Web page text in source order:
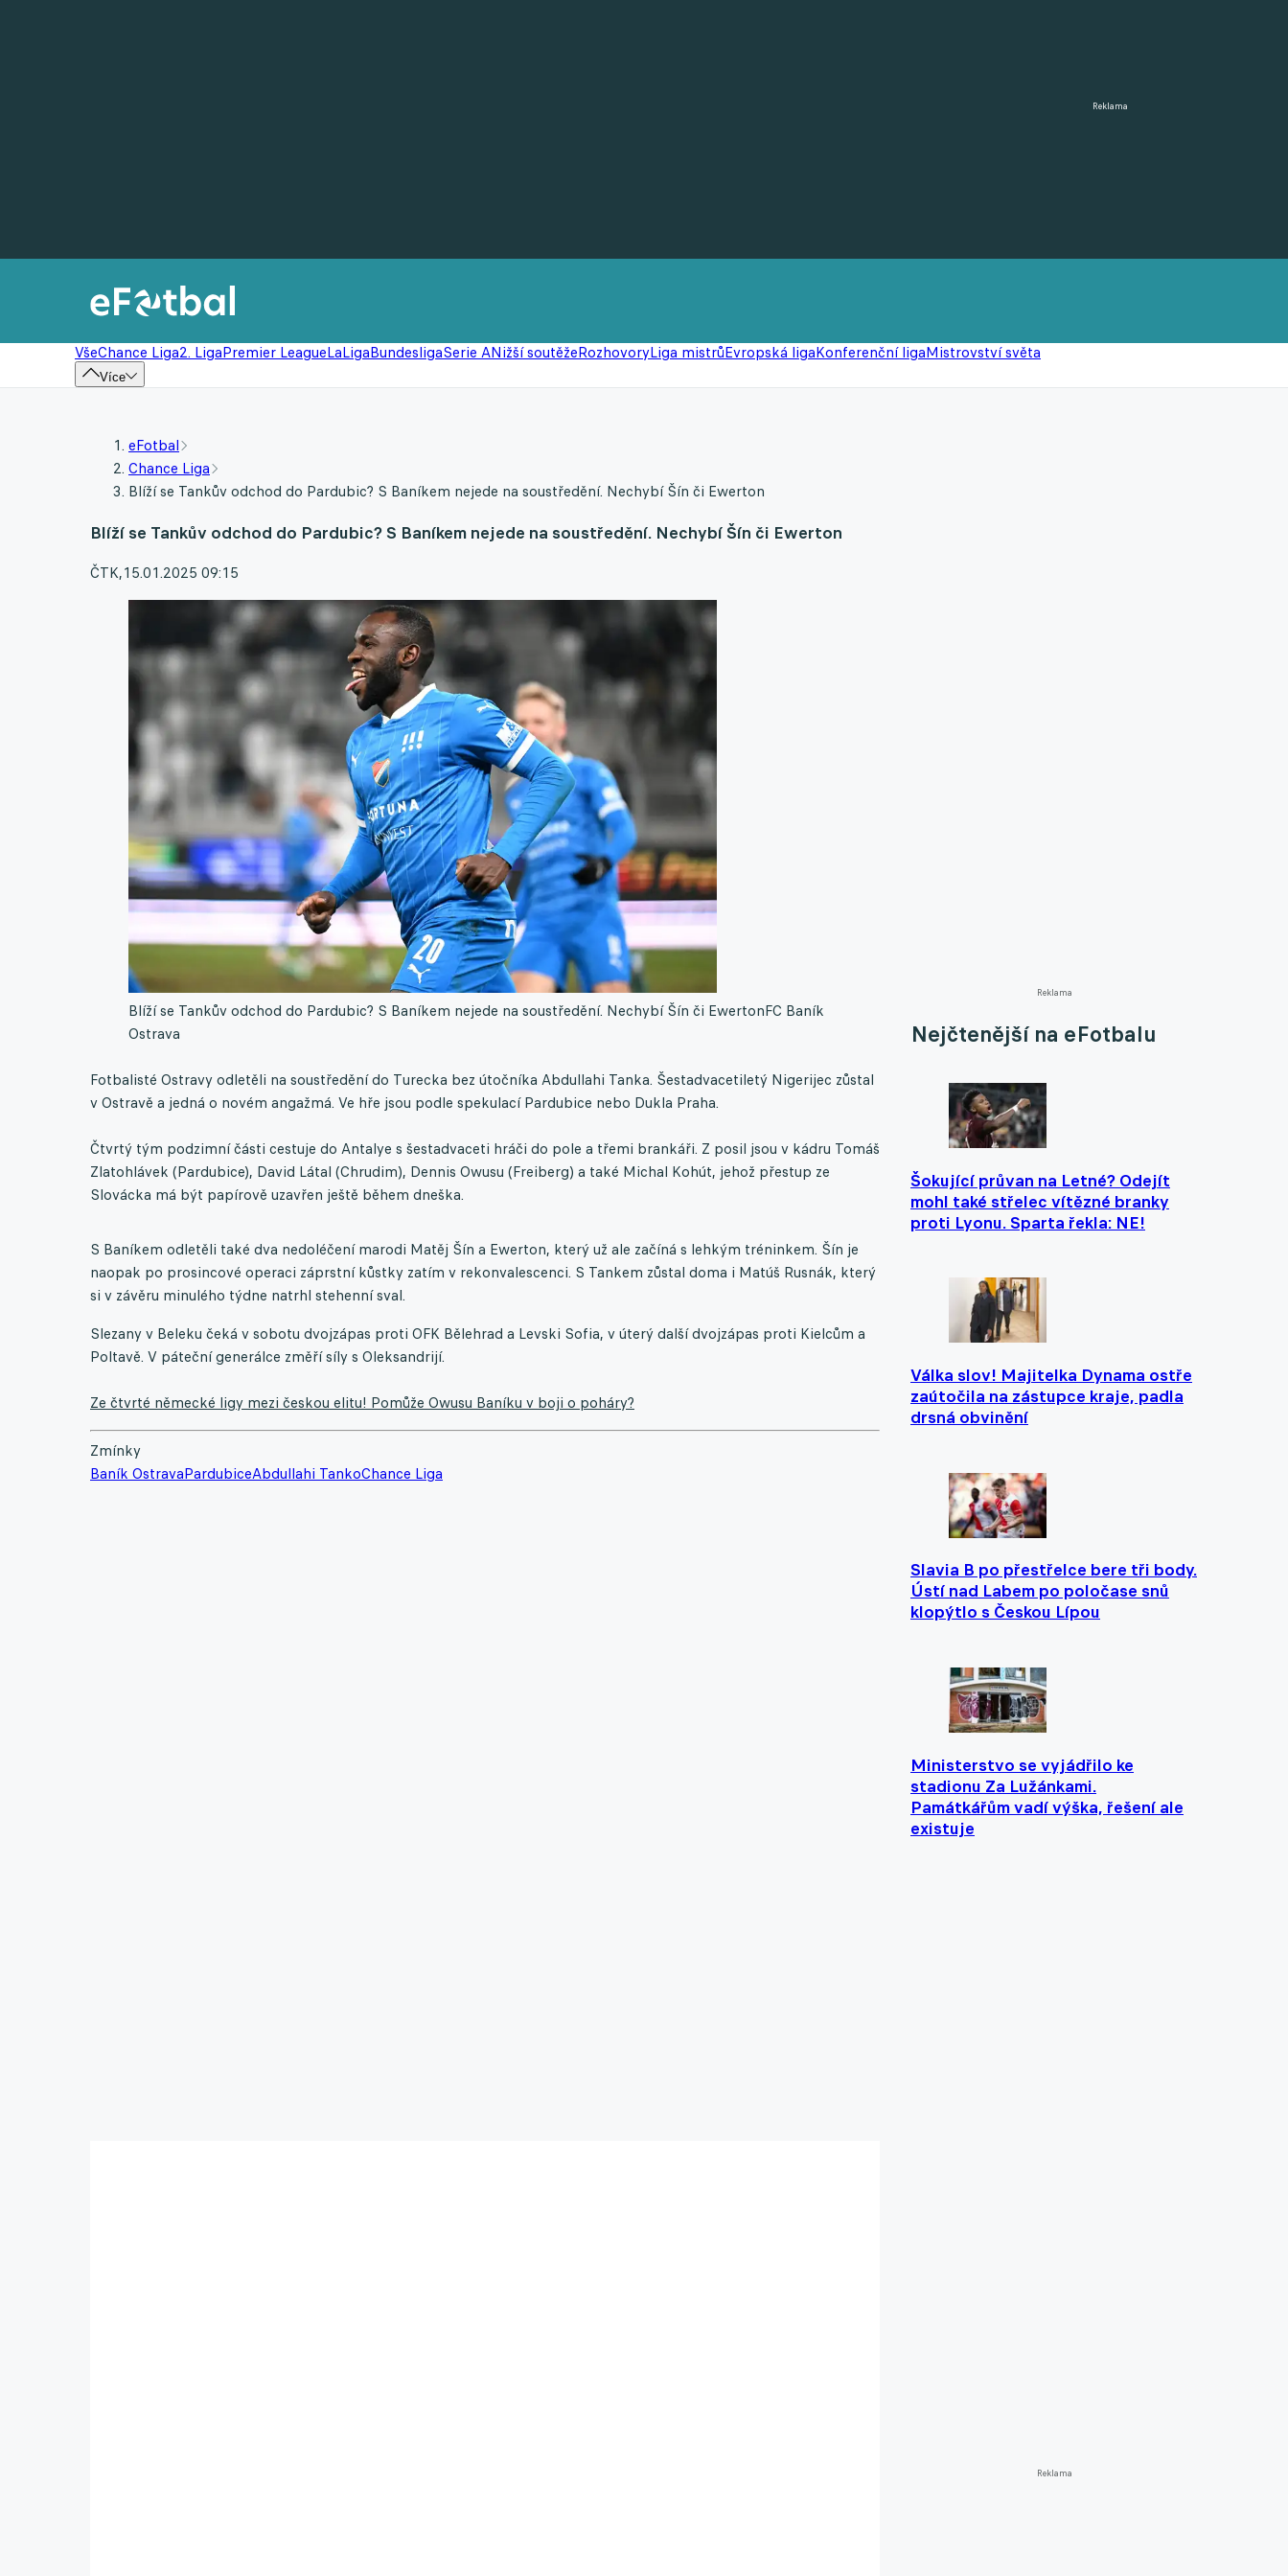
Reklama
VšeChance Liga2. LigaPremier LeagueLaLigaBundesligaSerie ANižší soutěžeRozhovoryLiga mistrůEvropská ligaKonferenční ligaMistrovství světa
Více
Reklama
Nejčtenější na eFotbalu
Šokující průvan na Letné? Odejít
mohl také střelec vítězné branky
proti Lyonu. Sparta řekla: NE!
Válka slov! Majitelka Dynama ostře
zaútočila na zástupce kraje, padla
drsná obvinění
Slavia B po přestřelce bere tři body.
Ústí nad Labem po poločase snů
klopýtlo s Českou Lípou
Ministerstvo se vyjádřilo ke
stadionu Za Lužánkami.
Památkářům vadí výška, řešení ale
existuje
Reklama
eFotbal
Chance Liga
Blíží se Tankův odchod do Pardubic? S Baníkem nejede na soustředění. Nechybí Šín či Ewerton
Blíží se Tankův odchod do Pardubic? S Baníkem nejede na soustředění. Nechybí Šín či Ewerton
ČTK,15.01.2025 09:15
Blíží se Tankův odchod do Pardubic? S Baníkem nejede na soustředění. Nechybí Šín či EwertonFC Baník
Ostrava
Fotbalisté Ostravy odletěli na soustředění do Turecka bez útočníka Abdullahi Tanka. Šestadvacetiletý Nigerijec zůstal
v Ostravě a jedná o novém angažmá. Ve hře jsou podle spekulací Pardubice nebo Dukla Praha.
Čtvrtý tým podzimní části cestuje do Antalye s šestadvaceti hráči do pole a třemi brankáři. Z posil jsou v kádru Tomáš
Zlatohlávek (Pardubice), David Látal (Chrudim), Dennis Owusu (Freiberg) a také Michal Kohút, jehož přestup ze
Slovácka má být papírově uzavřen ještě během dneška.
S Baníkem odletěli také dva nedoléčení marodi Matěj Šín a Ewerton, který už ale začíná s lehkým tréninkem. Šín je
naopak po prosincové operaci záprstní kůstky zatím v rekonvalescenci. S Tankem zůstal doma i Matúš Rusnák, který
si v závěru minulého týdne natrhl stehenní sval.
Slezany v Beleku čeká v sobotu dvojzápas proti OFK Bělehrad a Levski Sofia, v úterý další dvojzápas proti Kielcům a
Poltavě. V páteční generálce změří síly s Oleksandrijí.
Ze čtvrté německé ligy mezi českou elitu! Pomůže Owusu Baníku v boji o poháry?
Zmínky
Baník OstravaPardubiceAbdullahi TankoChance Liga